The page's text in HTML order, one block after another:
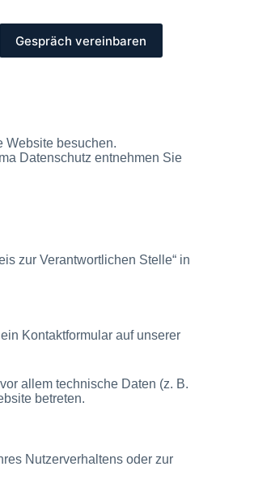
Gespräch vereinbaren
Website besuchen.
Datenschutz entnehmen Sie
zur Verantwortlichen Stelle“ in
Kontaktformular auf unserer
allem technische Daten (z. B.
betreten.
Nutzerverhaltens oder zur